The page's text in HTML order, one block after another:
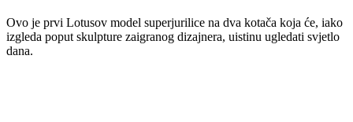
Ovo je prvi Lotusov model superjurilice na dva kotača koja će, iako
izgleda poput skulpture zaigranog dizajnera, uistinu ugledati svjetlo
dana.